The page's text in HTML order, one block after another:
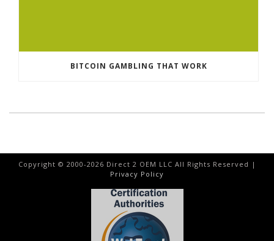
BITCOIN GAMBLING THAT WORK
Copyright © 2000-2026 Direct 2 OEM LLC All Rights Reserved |
Privacy Policy